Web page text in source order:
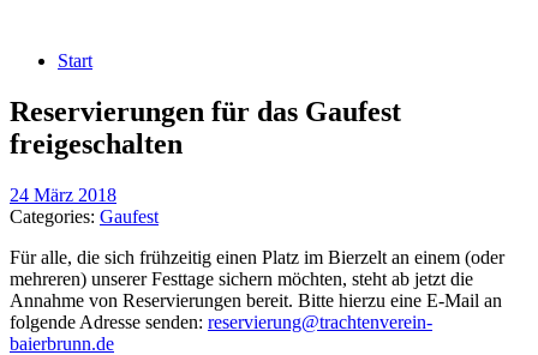
Start
Reservierungen für das Gaufest
freigeschalten
24 März 2018
Categories: Gaufest
Für alle, die sich frühzeitig einen Platz im Bierzelt an einem (oder
mehreren) unserer Festtage sichern möchten, steht ab jetzt die
Annahme von Reservierungen bereit. Bitte hierzu eine E-Mail an
folgende Adresse senden: reservierung@trachtenverein-
baierbrunn.de